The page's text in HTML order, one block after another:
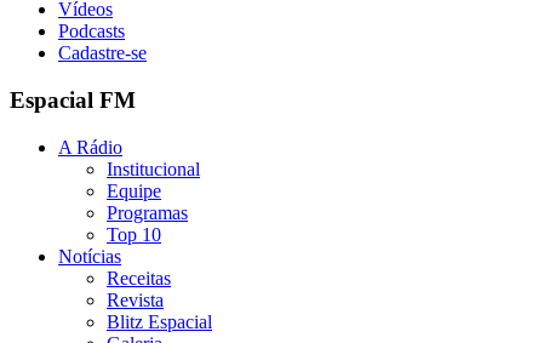
Vídeos
Podcasts
Cadastre-se
Espacial FM
A Rádio
Institucional
Equipe
Programas
Top 10
Notícias
Receitas
Revista
Blitz Espacial